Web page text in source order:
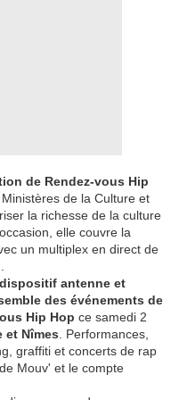
de Rendez-vous Hip
de la Culture et
la richesse de la culture
elle couvre la
un multiplex en direct de
antenne et
des événements de
Hip Hop ce samedi 2
et Nîmes . Performances,
graffiti et concerts de rap
Mouv' et le compte